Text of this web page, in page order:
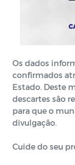
Os dados
confirmados
Estado. Deste
descartes são
para que o
Cuide do seu